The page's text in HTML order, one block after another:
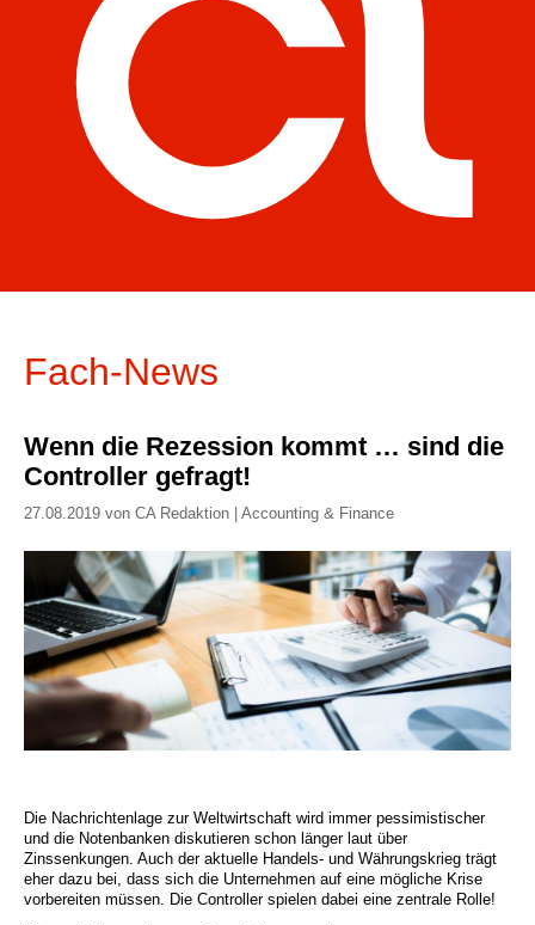
Fach-News
Wenn die Rezession kommt … sind die
Controller gefragt!
27.08.2019 von CA Redaktion | Accounting & Finance
Die Nachrichtenlage zur Weltwirtschaft wird immer pessimistischer
und die Notenbanken diskutieren schon länger laut über
Zinssenkungen. Auch der aktuelle Handels- und Währungskrieg trägt
eher dazu bei, dass sich die Unternehmen auf eine mögliche Krise
vorbereiten müssen. Die Controller spielen dabei eine zentrale Rolle!